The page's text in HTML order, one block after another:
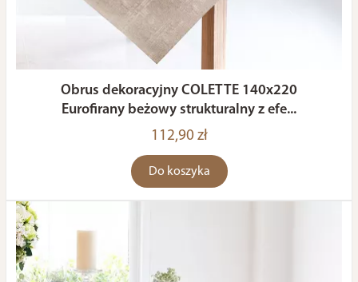
Obrus dekoracyjny COLETTE 140x220
Eurofirany beżowy strukturalny z efe...
112,90 zł
Do koszyka